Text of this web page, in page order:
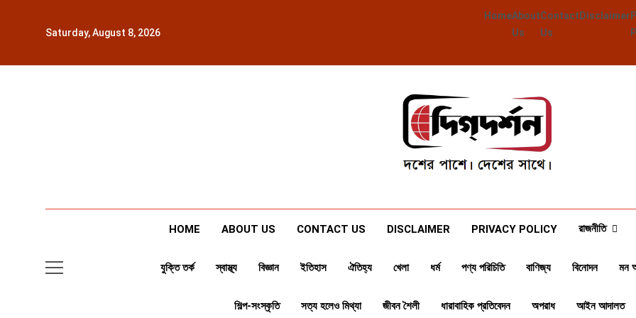
Saturday, August 8, 2026
HomeAbout
Us
Contact
Us
Disclaimer
Deegdarshan
HOME ABOUT US CONTACT US DISCLAIMER PRIVACY POLICY রাজনীতি
যুক্তি তর্ক স্বাস্থ্য বিজ্ঞান ইতিহাস ঐতিহ্য খেলা ধর্ম পণ্য পরিচিতি বাণিজ্য বিনোদন মন
শিল্প-সংস্কৃতি সত্য হলেও মিথ্যা জীবন শৈলী ধারাবাহিক প্রতিবেদন অপরাধ আইন আদালত